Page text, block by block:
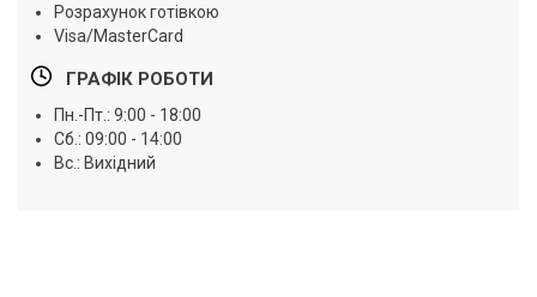
Розрахунок готівкою
Visa/MasterCard
ГРАФІК РОБОТИ
Пн.-Пт.: 9:00 - 18:00
Сб.: 09:00 - 14:00
Вс.: Вихідний